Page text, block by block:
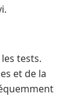
tests.
et de la